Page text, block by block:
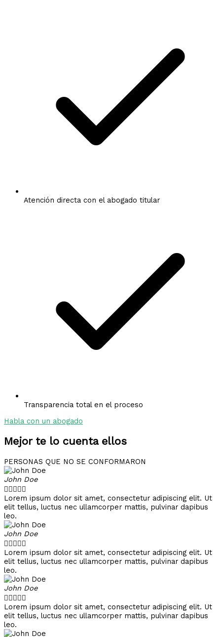
Atención directa con el abogado titular
Transparencia total en el proceso
Habla con un abogado
Mejor te lo cuenta ellos
PERSONAS QUE NO SE CONFORMARON
John Doe

Lorem ipsum dolor sit amet, consectetur adipiscing elit. Ut
elit tellus, luctus nec ullamcorper mattis, pulvinar dapibus
leo.
John Doe

Lorem ipsum dolor sit amet, consectetur adipiscing elit. Ut
elit tellus, luctus nec ullamcorper mattis, pulvinar dapibus
leo.
John Doe

Lorem ipsum dolor sit amet, consectetur adipiscing elit. Ut
elit tellus, luctus nec ullamcorper mattis, pulvinar dapibus
leo.